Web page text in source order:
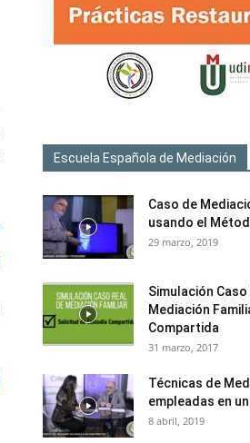
Escuela Española de Mediación
Caso de
usando el
29 marzo, 2019
Simulación Caso
Mediación
Compartida
31 marzo, 2017
Técnicas de
empleadas en
8 abril, 2019